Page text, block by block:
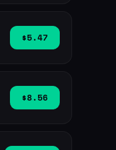
$5.47
$8.56